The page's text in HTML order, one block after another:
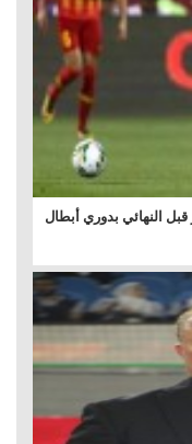
قبل النهائي بدوري أبطال